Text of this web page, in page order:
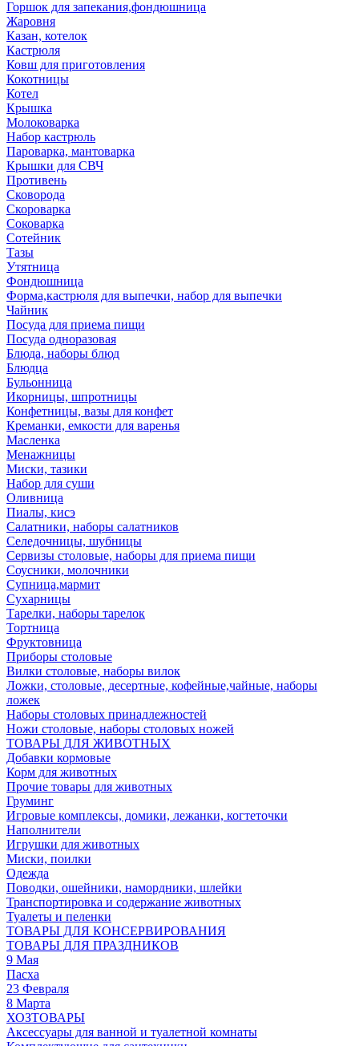
Горшок для запекания,фондюшница
Жаровня
Казан, котелок
Кастрюля
Ковш для приготовления
Кокотницы
Котел
Крышка
Молоковарка
Набор кастрюль
Пароварка, мантоварка
Крышки для СВЧ
Противень
Сковорода
Скороварка
Соковарка
Сотейник
Тазы
Утятница
Фондюшница
Форма,кастрюля для выпечки, набор для выпечки
Чайник
Посуда для приема пищи
Посуда одноразовая
Блюда, наборы блюд
Блюдца
Бульонница
Икорницы, шпротницы
Конфетницы, вазы для конфет
Креманки, емкости для варенья
Масленка
Менажницы
Миски, тазики
Набор для суши
Оливница
Пиалы, кисэ
Салатники, наборы салатников
Селедочницы, шубницы
Сервизы столовые, наборы для приема пищи
Соусники, молочники
Супница,мармит
Сухарницы
Тарелки, наборы тарелок
Тортница
Фруктовница
Приборы столовые
Вилки столовые, наборы вилок
Ложки, столовые, десертные, кофейные,чайные, наборы
ложек
Наборы столовых принадлежностей
Ножи столовые, наборы столовых ножей
ТОВАРЫ ДЛЯ ЖИВОТНЫХ
Добавки кормовые
Корм для животных
Прочие товары для животных
Груминг
Игровые комплексы, домики, лежанки, когтеточки
Наполнители
Игрушки для животных
Миски, поилки
Одежда
Поводки, ошейники, намордники, шлейки
Транспортировка и содержание животных
Туалеты и пеленки
ТОВАРЫ ДЛЯ КОНСЕРВИРОВАНИЯ
ТОВАРЫ ДЛЯ ПРАЗДНИКОВ
9 Мая
Пасха
23 Февраля
8 Марта
ХОЗТОВАРЫ
Аксессуары для ванной и туалетной комнаты